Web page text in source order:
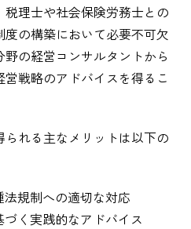
理士や社会保険労務士との
の構築において必要不可欠
の経営コンサルタントから
戦略のアドバイスを得るこ
れる主なメリットは以下の
規制への適切な対応
く実践的なアドバイス